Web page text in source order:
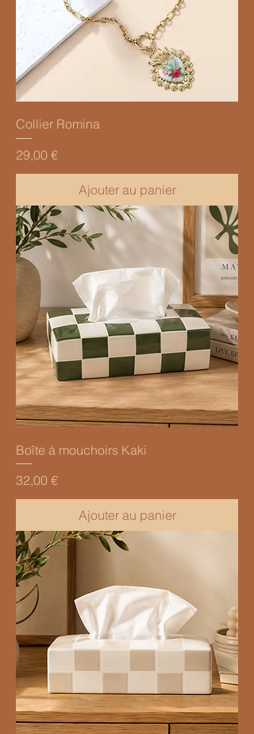
Collier Romina
Prix
29,00 €
Ajouter au panier
Boîte à mouchoirs Kaki
Prix
32,00 €
Ajouter au panier